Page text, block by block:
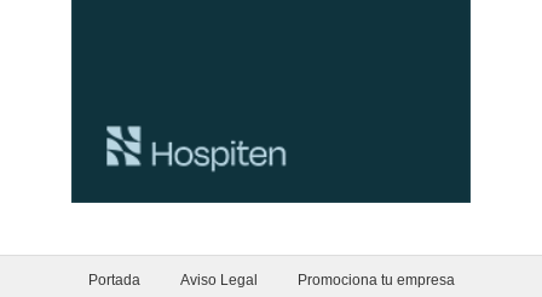
Portada Aviso Legal Promociona tu empresa